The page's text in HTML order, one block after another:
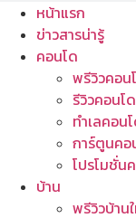
หน้าแรก
ข่าวสารน่ารู้
คอนโด
พรีวิวคอน
รีวิวคอนโด
ทำเลคอน
การ์ตูนคอ
โปรโมชั่น
บ้าน
พรีวิวบ้าน